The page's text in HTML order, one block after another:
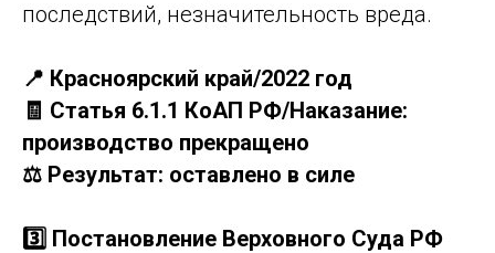
последствий, незначительность вреда.
📍 Красноярский край/2022 год
🧾 Статья 6.1.1 КоАП РФ/Наказание:
производство прекращено
⚖️ Результат: оставлено в силе
3️⃣ Постановление Верховного Суда РФ